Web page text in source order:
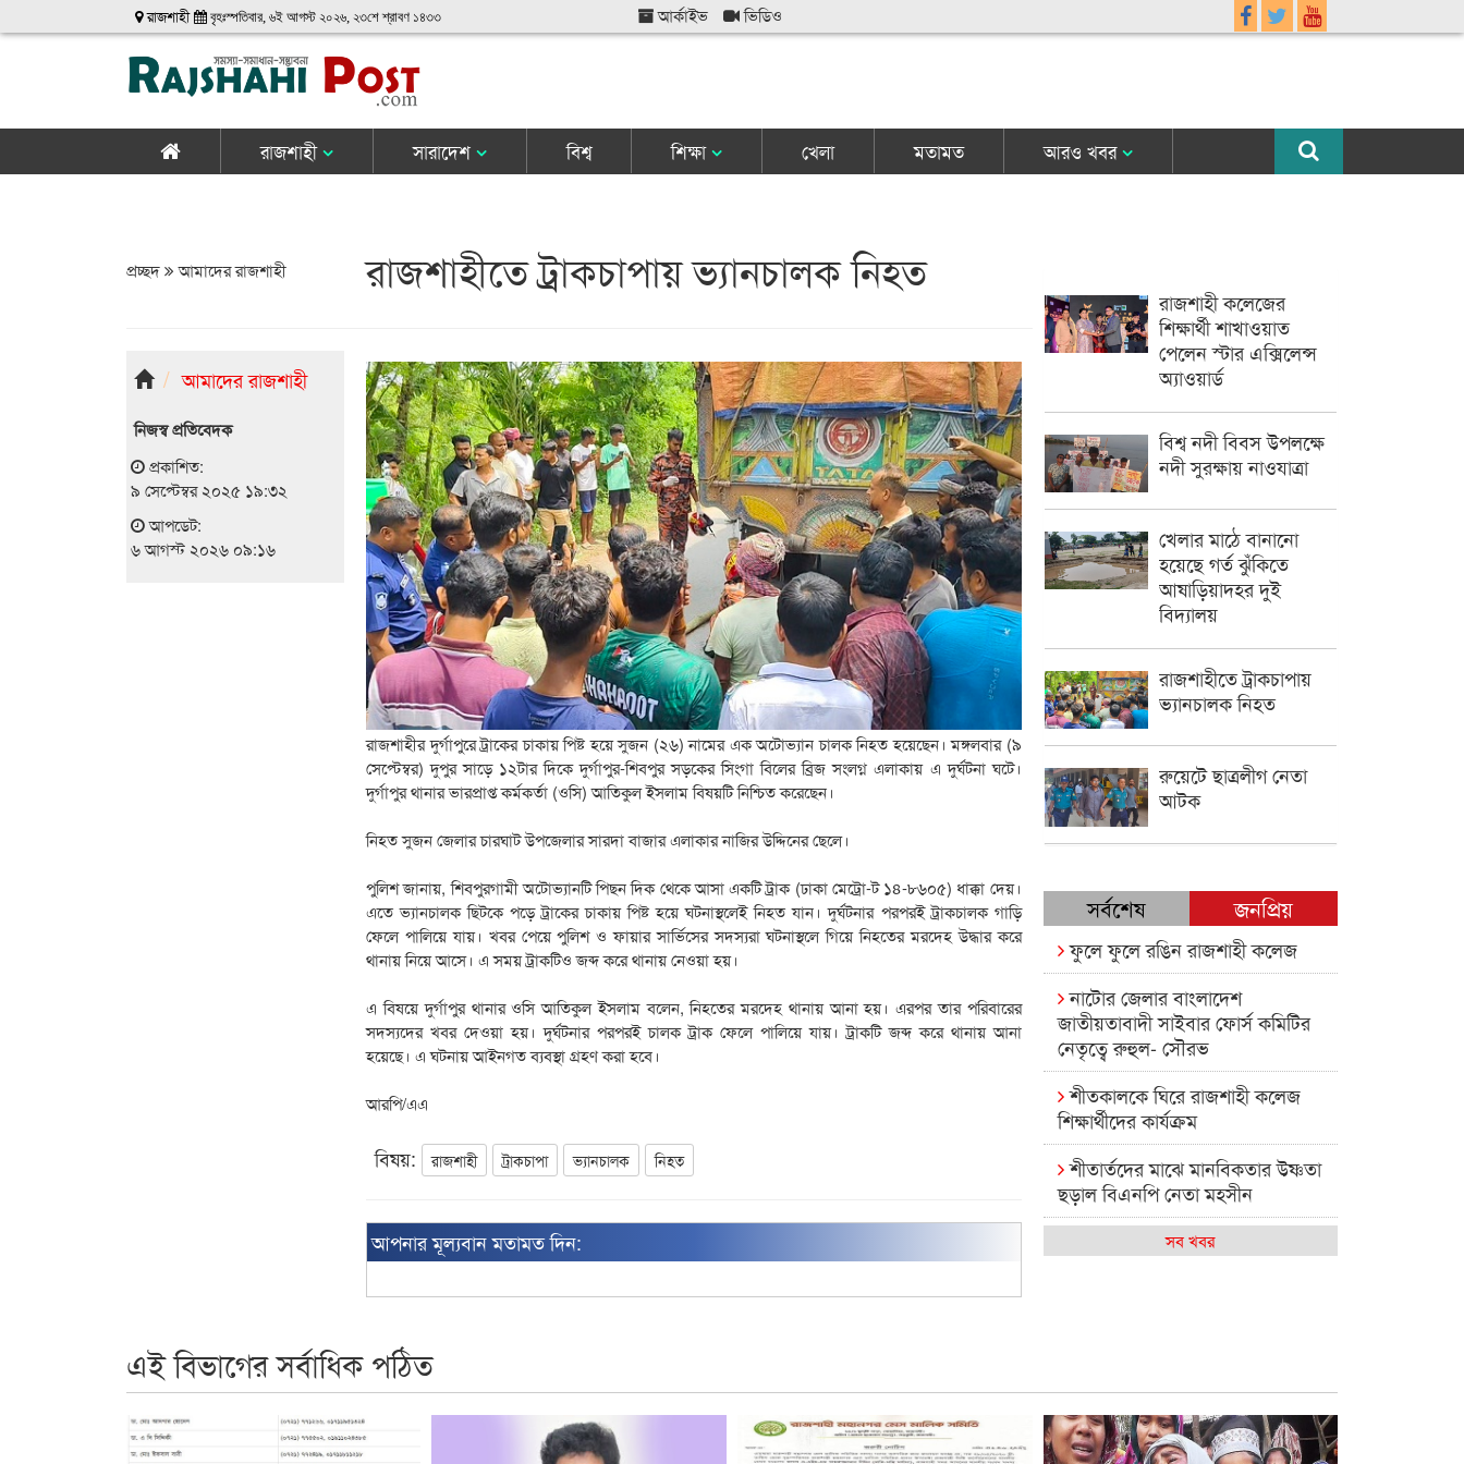
রাজশাহী বৃহঃস্পতিবার, ৬ই আগস্ট ২০২৬, ২৩শে শ্রাবণ ১৪৩৩ আর্কাইভ ভিডিও
রাজশাহী সারাদেশ বিশ্ব শিক্ষা খেলা মতামত আরও খবর
প্রচ্ছদ আমাদের রাজশাহী রাজশাহীতে ট্রাকচাপায় ভ্যানচালক নিহত
আমাদের রাজশাহী
নিজস্ব প্রতিবেদক
প্রকাশিত:
৯ সেপ্টেম্বর ২০২৫ ১৯:৩২
আপডেট:
৬ আগস্ট ২০২৬ ০৯:১৬
রাজশাহীর দুর্গাপুরে ট্রাকের চাকায় পিষ্ট হয়ে সুজন (২৬) নামের এক অটোভ্যান চালক নিহত হয়েছেন। মঙ্গলবার (৯
সেপ্টেম্বর) দুপুর সাড়ে ১২টার দিকে দুর্গাপুর-শিবপুর সড়কের সিংগা বিলের ব্রিজ সংলগ্ন এলাকায় এ দুর্ঘটনা ঘটে।
দুর্গাপুর থানার ভারপ্রাপ্ত কর্মকর্তা (ওসি) আতিকুল ইসলাম বিষয়টি নিশ্চিত করেছেন।
নিহত সুজন জেলার চারঘাট উপজেলার সারদা বাজার এলাকার নাজির উদ্দিনের ছেলে।
পুলিশ জানায়, শিবপুরগামী অটোভ্যানটি পিছন দিক থেকে আসা একটি ট্রাক (ঢাকা মেট্রো-ট ১৪-৮৬০৫) ধাক্কা দেয়।
এতে ভ্যানচালক ছিটকে পড়ে ট্রাকের চাকায় পিষ্ট হয়ে ঘটনাস্থলেই নিহত যান। দুর্ঘটনার পরপরই ট্রাকচালক গাড়ি
ফেলে পালিয়ে যায়। খবর পেয়ে পুলিশ ও ফায়ার সার্ভিসের সদস্যরা ঘটনাস্থলে গিয়ে নিহতের মরদেহ উদ্ধার করে
থানায় নিয়ে আসে। এ সময় ট্রাকটিও জব্দ করে থানায় নেওয়া হয়।
এ বিষয়ে দুর্গাপুর থানার ওসি আতিকুল ইসলাম বলেন, নিহতের মরদেহ থানায় আনা হয়। এরপর তার পরিবারের
সদস্যদের খবর দেওয়া হয়। দুর্ঘটনার পরপরই চালক ট্রাক ফেলে পালিয়ে যায়। ট্রাকটি জব্দ করে থানায় আনা
হয়েছে। এ ঘটনায় আইনগত ব্যবস্থা গ্রহণ করা হবে।
আরপি/এএ
বিষয়: রাজশাহী ট্রাকচাপা ভ্যানচালক নিহত
আপনার মূল্যবান মতামত দিন:
রাজশাহী কলেজের
শিক্ষার্থী শাখাওয়াত
পেলেন স্টার এক্সিলেন্স
অ্যাওয়ার্ড
বিশ্ব নদী বিবস উপলক্ষে
নদী সুরক্ষায় নাওযাত্রা
খেলার মাঠে বানানো
হয়েছে গর্ত ঝুঁকিতে
আষাড়িয়াদহর দুই
বিদ্যালয়
রাজশাহীতে ট্রাকচাপায়
ভ্যানচালক নিহত
রুয়েটে ছাত্রলীগ নেতা
আটক
সর্বশেষ জনপ্রিয়
ফুলে ফুলে রঙিন রাজশাহী কলেজ
নাটোর জেলার বাংলাদেশ
জাতীয়তাবাদী সাইবার ফোর্স কমিটির
নেতৃত্বে রুহুল- সৌরভ
শীতকালকে ঘিরে রাজশাহী কলেজ
শিক্ষার্থীদের কার্যক্রম
শীতার্তদের মাঝে মানবিকতার উষ্ণতা
ছড়াল বিএনপি নেতা মহসীন
রাজশাহী কলেজের মিষ্টি বিকেল
নেতৃত্বে ইসমাইল- বিশাল
রাজশাইন একাডেমির ফল প্রকাশ ও
সব খবর
এই বিভাগের সর্বাধিক পঠিত